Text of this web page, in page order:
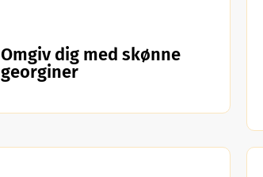
Omgiv dig med skønne
georginer